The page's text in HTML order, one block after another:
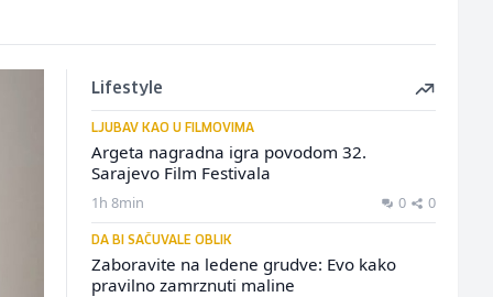
Lifestyle
LJUBAV KAO U FILMOVIMA
Argeta nagradna igra povodom 32.
Sarajevo Film Festivala
1h 8min 0 0
DA BI SAČUVALE OBLIK
Zaboravite na ledene grudve: Evo kako
pravilno zamrznuti maline